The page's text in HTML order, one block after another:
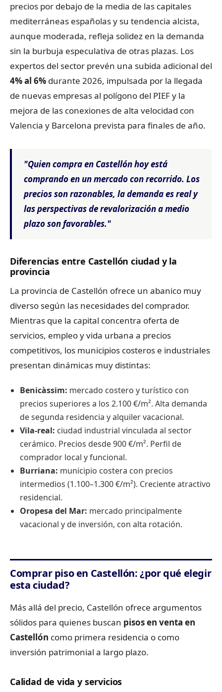
precios por debajo de la media de las capitales
mediterráneas españolas y su tendencia alcista,
aunque moderada, refleja solidez en la demanda
sin la burbuja especulativa de otras plazas. Los
expertos del sector prevén una subida adicional del
4% al 6% durante 2026, impulsada por la llegada
de nuevas empresas al polígono del PIEF y la
mejora de las conexiones de alta velocidad con
Valencia y Barcelona prevista para finales de año.
"Quien compra en Castellón hoy está
comprando en un mercado con recorrido. Los
precios son razonables, la demanda es real y
las perspectivas de revalorización a medio
plazo son favorables."
Diferencias entre Castellón ciudad y la
provincia
La provincia de Castellón ofrece un abanico muy
diverso según las necesidades del comprador.
Mientras que la capital concentra oferta de
servicios, empleo y vida urbana a precios
competitivos, los municipios costeros e industriales
presentan dinámicas muy distintas:
Benicàssim: mercado costero y turístico con
precios superiores a los 2.100 €/m². Alta demanda
de segunda residencia y alquiler vacacional.
Vila-real: ciudad industrial vinculada al sector
cerámico. Precios desde 900 €/m². Perfil de
comprador local y funcional.
Burriana: municipio costera con precios
intermedios (1.100–1.300 €/m²). Creciente atractivo
residencial.
Oropesa del Mar: mercado principalmente
vacacional y de inversión, con alta rotación.
Comprar piso en Castellón: ¿por qué elegir
esta ciudad?
Más allá del precio, Castellón ofrece argumentos
sólidos para quienes buscan pisos en venta en
Castellón como primera residencia o como
inversión patrimonial a largo plazo.
Calidad de vida y servicios